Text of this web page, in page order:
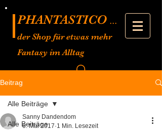
PHANTASTICO ...
der Shop für etwas mehr
Fantasy im Alltag
Beitrag
Alle Beiträge
Alle Beiträge
Sanny Dandendom
6. Mai 2017 1 Min. Lesezeit